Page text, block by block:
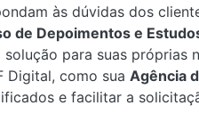
às dúvidas dos
de Depoimentos e
solução para suas próprias
Digital, como sua Agência
e facilitar a